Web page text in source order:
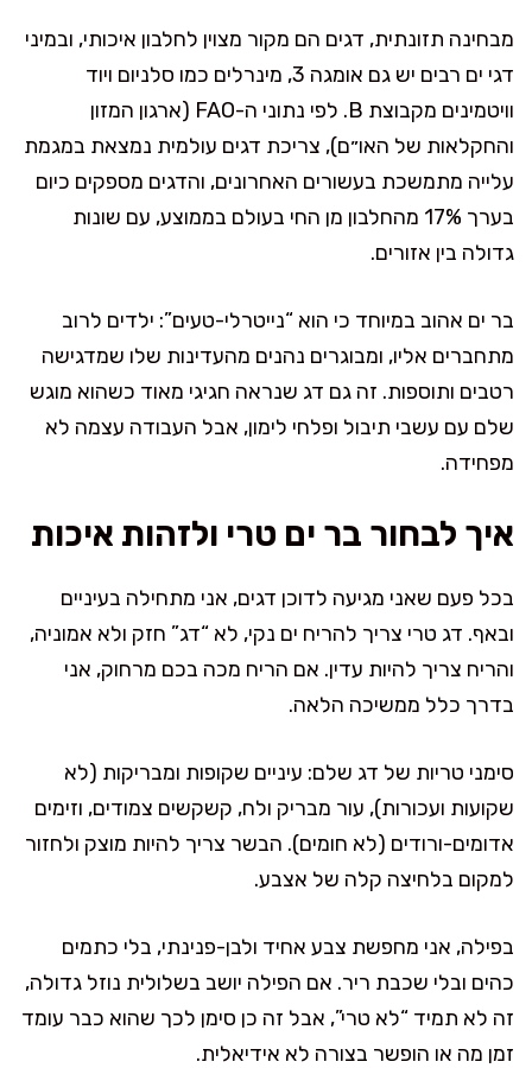
מבחינה תזונתית, דגים הם מקור מצוין לחלבון איכותי, ובמיני
דגי ים רבים יש גם אומגה 3, מינרלים כמו סלניום ויוד
וויטמינים מקבוצת B. לפי נתוני ה-FAO (ארגון המזון
והחקלאות של האו״ם), צריכת דגים עולמית נמצאת במגמת
עלייה מתמשכת בעשורים האחרונים, והדגים מספקים כיום
בערך 17% מהחלבון מן החי בעולם בממוצע, עם שונות
גדולה בין אזורים.
בר ים אהוב במיוחד כי הוא “נייטרלי-טעים”: ילדים לרוב
מתחברים אליו, ומבוגרים נהנים מהעדינות שלו שמדגישה
רטבים ותוספות. זה גם דג שנראה חגיגי מאוד כשהוא מוגש
שלם עם עשבי תיבול ופלחי לימון, אבל העבודה עצמה לא
מפחידה.
איך לבחור בר ים טרי ולזהות איכות
בכל פעם שאני מגיעה לדוכן דגים, אני מתחילה בעיניים
ובאף. דג טרי צריך להריח ים נקי, לא “דג” חזק ולא אמוניה,
והריח צריך להיות עדין. אם הריח מכה בכם מרחוק, אני
בדרך כלל ממשיכה הלאה.
סימני טריות של דג שלם: עיניים שקופות ומבריקות (לא
שקועות ועכורות), עור מבריק ולח, קשקשים צמודים, וזימים
אדומים-ורודים (לא חומים). הבשר צריך להיות מוצק ולחזור
למקום בלחיצה קלה של אצבע.
בפילה, אני מחפשת צבע אחיד ולבן-פנינתי, בלי כתמים
כהים ובלי שכבת ריר. אם הפילה יושב בשלולית נוזל גדולה,
זה לא תמיד “לא טרי”, אבל זה כן סימן לכך שהוא כבר עומד
זמן מה או הופשר בצורה לא אידיאלית.